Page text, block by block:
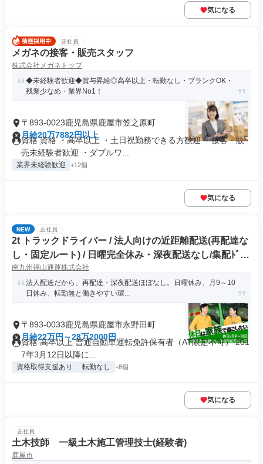
気になる
正社員
メガネの接客・販売スタッフ
株式会社メガネトップ
◆未経験者歓迎◆賞与昇給◎高卒以上・転勤なし・ブランクOK・
残業少なめ・業界No1！
〒893-0023鹿児島県鹿屋市笠之原町
月給20万7882円以上
資格 資格 ・高卒以上 ・土日祝勤務できる方歓迎 ・接客・販
売未経験者歓迎 ・ダブルワ...
業界未経験歓迎 +12個
気になる
NEW 正社員
2t トラックドライバー / 法人向けの近距離配送(再配達な
し・固定ルート) / 日曜完全休み・深夜配送なし/集配ﾄﾞﾗｲ
ﾊﾞｰ2t(正社員)
南九州福山通運株式会社
法人配送だから、再配達・深夜配送ほぼなし。日曜休み、月9～10
日休み、転勤無と働きやすい環...
〒893-0033鹿児島県鹿屋市永野田町
月給22万円～28万2000円
資格 高卒以上 普通自動車運転免許保有者（AT限定不可） 201
7年3月12日以降に...
資格取得支援あり 転勤なし +8個
気になる
正社員
土木技師 一級土木施工管理技士(経験者)
鹿屋市